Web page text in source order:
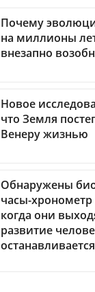
Почему
на миллионы
внезапно
Новое
что Земля
Венеру жизнью
Обнаружены
часы-
когда они
развитие
останавливается